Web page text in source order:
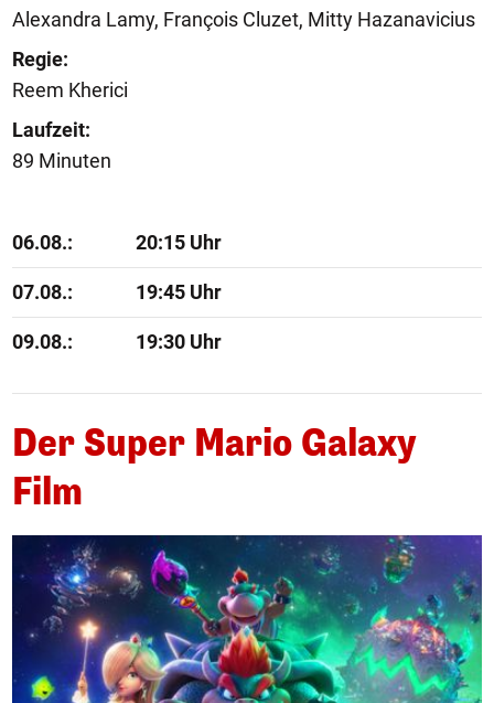
Alexandra Lamy, François Cluzet, Mitty Hazanavicius
Regie:
Reem Kherici
Laufzeit:
89 Minuten
06.08.: 20:15 Uhr
07.08.: 19:45 Uhr
09.08.: 19:30 Uhr
Der Super Mario Galaxy
Film